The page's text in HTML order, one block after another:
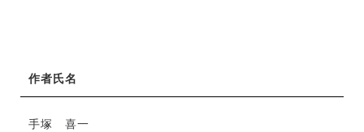
作者氏名
手塚 喜一